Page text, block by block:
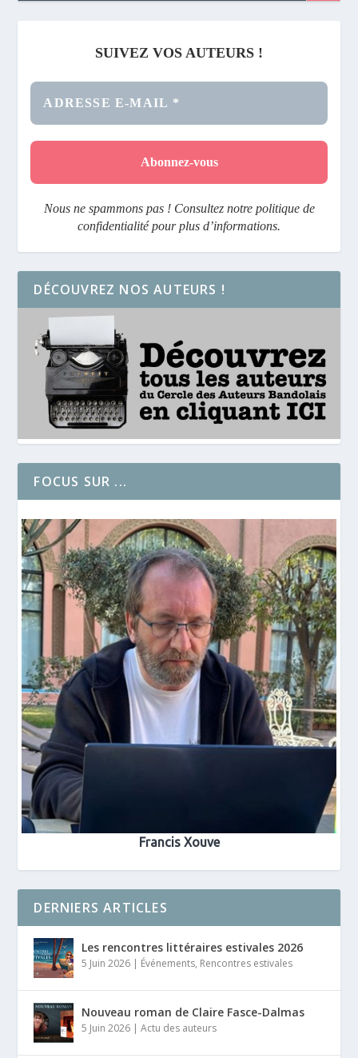
SUIVEZ VOS AUTEURS !
Nous ne spammons pas ! Consultez notre politique de
confidentialité pour plus d’informations.
DÉCOUVREZ NOS AUTEURS !
FOCUS SUR ...
Francis Xouve
DERNIERS ARTICLES
Les rencontres littéraires estivales 2026
5 Juin 2026 | Événements, Rencontres estivales
Nouveau roman de Claire Fasce-Dalmas
5 Juin 2026 |Actu des auteurs